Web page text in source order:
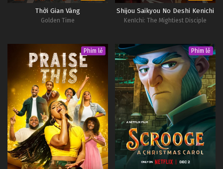
Thời Gian Vàng
Golden Time
Shijou Saikyou No Deshi Kenichi
KenIchi: The Mightiest Disciple
Phim lẻ Phim lẻ